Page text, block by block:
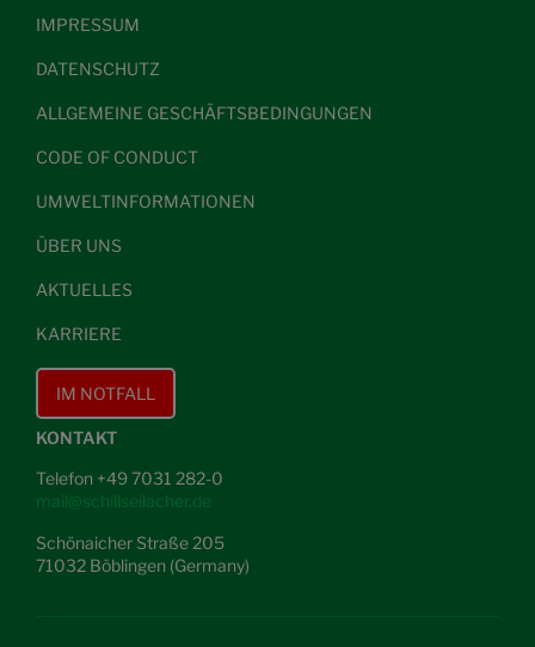
IMPRESSUM
DATENSCHUTZ
ALLGEMEINE GESCHÄFTSBEDINGUNGEN
CODE OF CONDUCT
UMWELTINFORMATIONEN
ÜBER UNS
AKTUELLES
KARRIERE
IM NOTFALL
KONTAKT
Telefon +49 7031 282-0
mail@schillseilacher.de
Schönaicher Straße 205
71032 Böblingen (Germany)